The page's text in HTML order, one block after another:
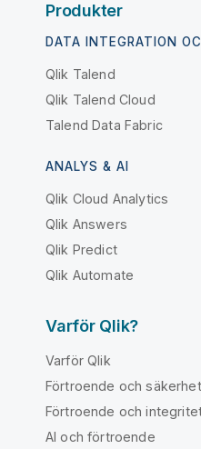
Produkter
DATA INTEGRATION
Qlik Talend
Qlik Talend Cloud
Talend Data Fabric
ANALYS & AI
Qlik Cloud Analytics
Qlik Answers
Qlik Predict
Qlik Automate
Varför Qlik?
Varför Qlik
Förtroende och säkerhet
Förtroende och
AI och förtroende